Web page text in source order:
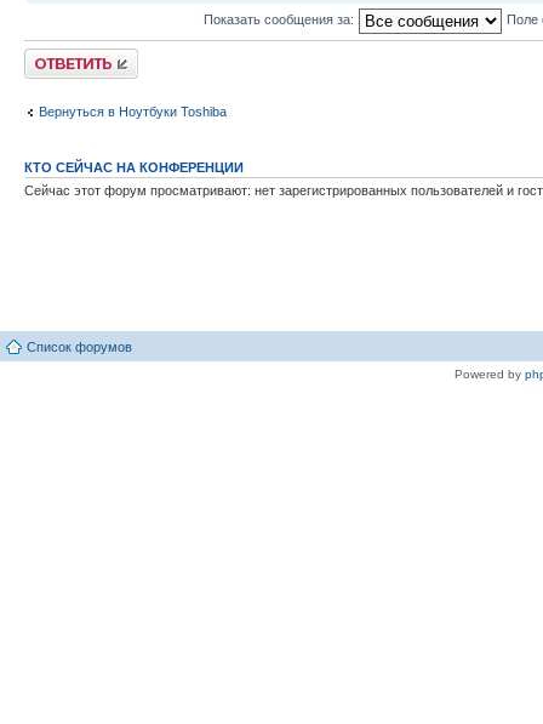
Показать сообщения за: Поле
Ответить
Вернуться в Ноутбуки Toshiba
КТО СЕЙЧАС НА КОНФЕРЕНЦИИ
Сейчас этот форум просматривают: нет зарегистрированных пользователей и
Список форумов
Powered by